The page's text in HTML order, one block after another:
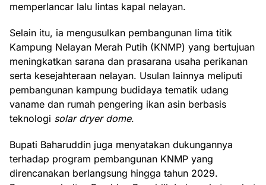
memperlancar lalu lintas kapal nelayan.
Selain itu, ia mengusulkan pembangunan lima titik
Kampung Nelayan Merah Putih (KNMP) yang bertujuan
meningkatkan sarana dan prasarana usaha perikanan
serta kesejahteraan nelayan. Usulan lainnya meliputi
pembangunan kampung budidaya tematik udang
vaname dan rumah pengering ikan asin berbasis
teknologi solar dryer dome.
Bupati Baharuddin juga menyatakan dukungannya
terhadap program pembangunan KNMP yang
direncanakan berlangsung hingga tahun 2029.